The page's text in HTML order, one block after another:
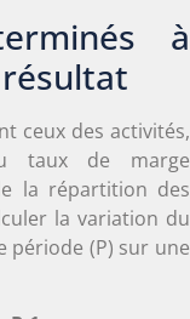
à
ceux des activités,
taux de marge
la répartition des
la variation du
période (P) sur une